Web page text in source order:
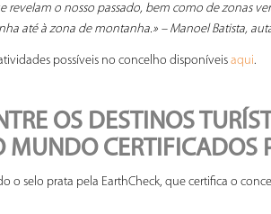
revelam o nosso passado, bem como de zonas
até à zona de montanha.» – Manoel Batista,
possíveis no concelho disponíveis aqui.
OS DESTINOS
MUNDO CERTIFICADOS
o selo prata pela EarthCheck, que certifica o